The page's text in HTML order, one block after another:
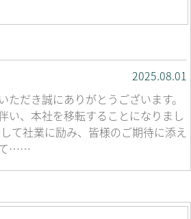
2025.08.01
ただき誠にありがとうございます。
い、本社を移転することになりまし
て社業に励み、皆様のご期待に添え
て……